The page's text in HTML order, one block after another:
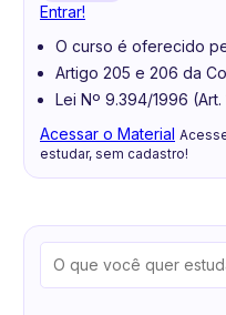
Entrar!
O curso é oferecido
Artigo 205 e 206 da
Lei Nº 9.394/1996 (Art.
Acessar o Material
estudar, sem cadastro!